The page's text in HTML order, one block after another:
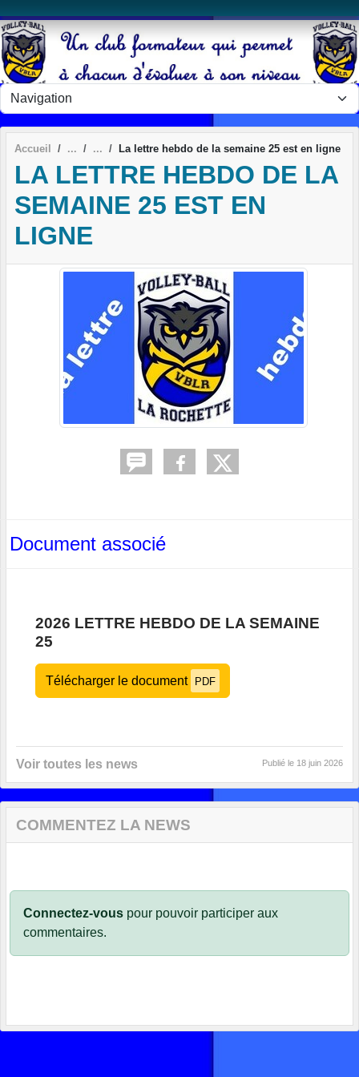
Accueil La lettre hebdo de la semaine 25 est en ligne
LA LETTRE HEBDO DE LA
SEMAINE 25 EST EN
LIGNE
Document associé
2026 LETTRE HEBDO DE LA SEMAINE
25
Télécharger le document PDF
Voir toutes les news Publié le 18 juin 2026
COMMENTEZ LA NEWS
Connectez-vous pour pouvoir participer aux
commentaires.